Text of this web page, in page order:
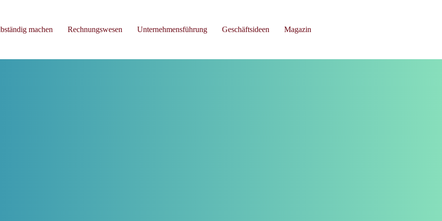
machen
Rechnungswesen Unternehmensführung Geschäftsideen Magazin